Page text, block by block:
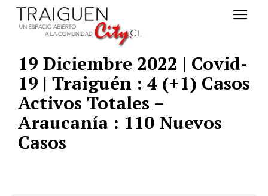
19 Diciembre 2022 | Covid-
19 | Traiguén : 4 (+1) Casos
Activos Totales –
Araucanía : 110 Nuevos
Casos